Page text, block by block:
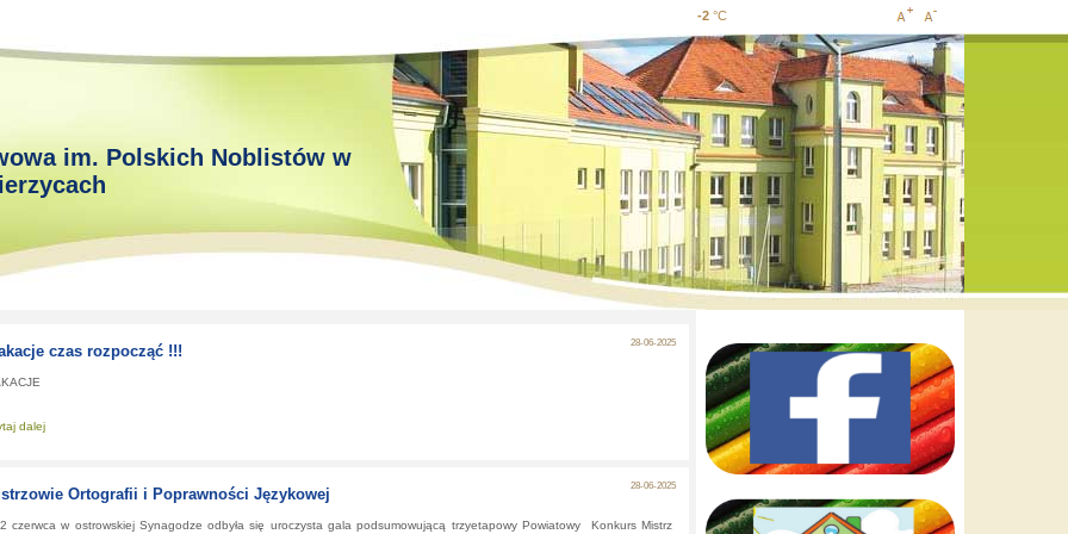
-2 °C Increase
font size
Decrease
font size
im. Polskich Noblistów w
28-06-2025
czas rozpocząć !!!
dalej
28-06-2025
Ortografii i Poprawności Językowej
czerwca w ostrowskiej Synagodze odbyła się uroczysta gala podsumowującą trzyetapowy Powiatowy Konkurs Mistrz